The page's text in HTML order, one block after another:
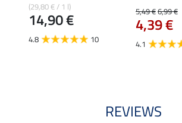
(29,80 € / 1 l)
14,90 €
4.8 10
5,49 €6,99 €
4,39 €
4.1
REVIEWS